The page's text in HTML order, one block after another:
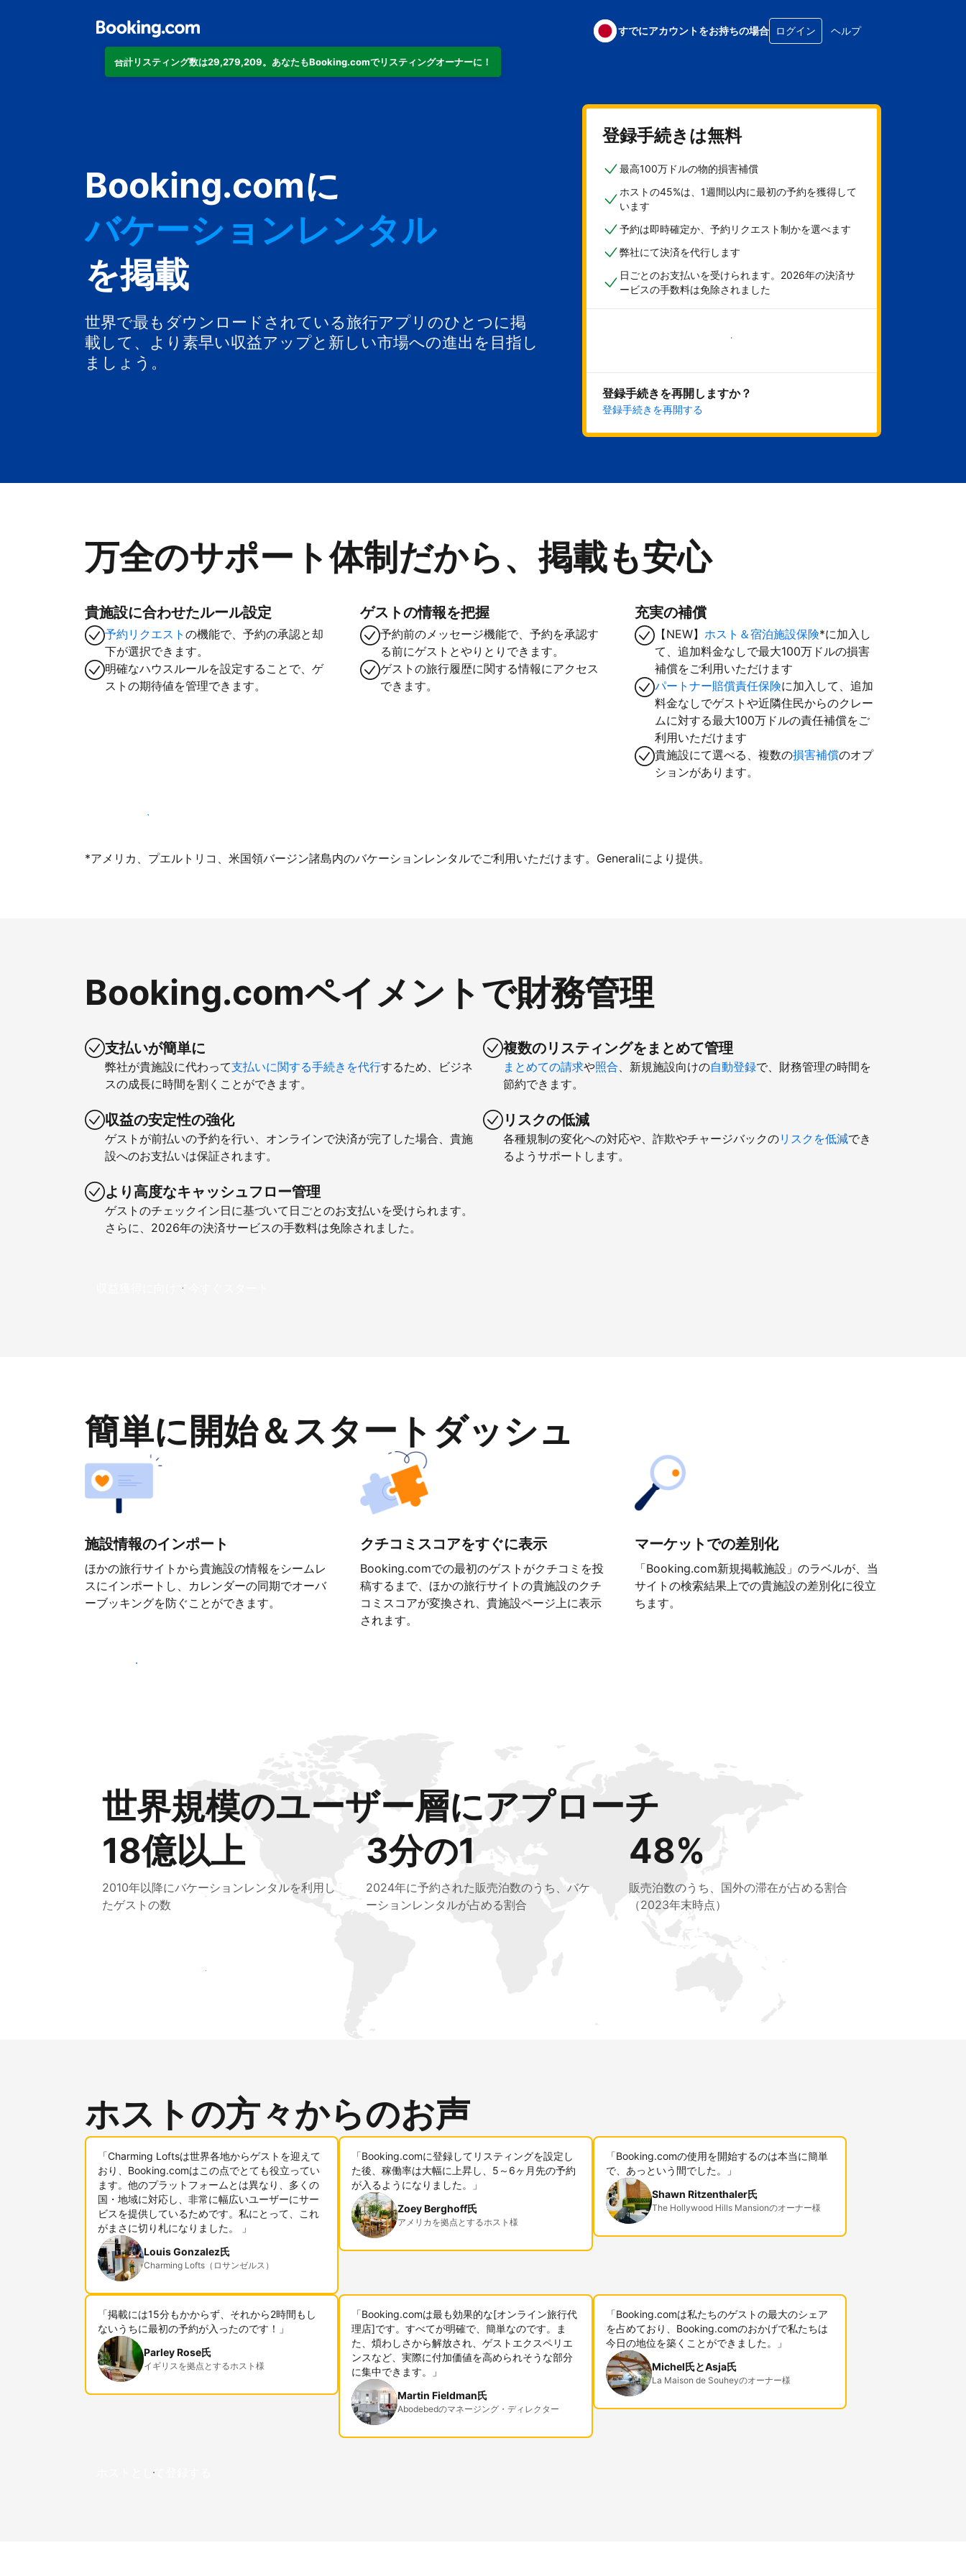
合計リスティング数は29,279,209。あなたもBooking.comでリスティングオーナーに！
すでにアカウントをお持ちの場合 ログイン ヘルプ
Booking.comに
ホテル
バケーションレンタル
ゲストハウス
旅館
を掲載
世界で最もダウンロードされている旅行アプリのひとつに掲
載して、より素早い収益アップと新しい市場への進出を目指し
ましょう。
登録手続きは無料
最高100万ドルの物的損害補償
ホストの45%は、1週間以内に最初の予約を獲得して
います
予約は即時確定か、予約リクエスト制かを選べます
弊社にて決済を代行します
日ごとのお支払いを受けられます。2026年の決済サ
ービスの手数料は免除されました
今すぐ始める
登録手続きを再開しますか？
登録手続きを再開する
万全のサポート体制だから、掲載も安心
貴施設に合わせたルール設定
予約リクエスト の機能で、予約の承認と却
下が選択できます。
明確なハウスルールを設定することで、ゲ
ストの期待値を管理できます。
ゲストの情報を把握
予約前のメッセージ機能で、予約を承認す
る前にゲストとやりとりできます。
ゲストの旅行履歴に関する情報にアクセス
できます。
充実の補償
【NEW】ホスト＆宿泊施設保険*に加入し
て、追加料金なしで最大100万ドルの損害
補償をご利用いただけます
パートナー賠償責任保険に加入して、追加
料金なしでゲストや近隣住民からのクレー
ムに対する最大100万ドルの責任補償をご
利用いただけます
貴施設にて選べる、複数の損害補償のオプ
ションがあります。
今すぐ掲載登録する
*アメリカ、プエルトリコ、米国領バージン諸島内のバケーションレンタルでご利用いただけます。Generaliにより提供。
Booking.comペイメントで財務管理
支払いが簡単に
弊社が貴施設に代わって支払いに関する手続きを代行するため、ビジネ
スの成長に時間を割くことができます。
収益の安定性の強化
ゲストが前払いの予約を行い、オンラインで決済が完了した場合、貴施
設へのお支払いは保証されます。
より高度なキャッシュフロー管理
ゲストのチェックイン日に基づいて日ごとのお支払いを受けられます。
さらに、2026年の決済サービスの手数料は免除されました。
複数のリスティングをまとめて管理
まとめての請求や照合、新規施設向けの自動登録で、財務管理の時間を
節約できます。
リスクの低減
各種規制の変化への対応や、詐欺やチャージバックのリスクを低減でき
るようサポートします。
収益獲得に向けて今すぐスタート
簡単に開始＆スタートダッシュ
施設情報のインポート
ほかの旅行サイトから貴施設の情報をシームレ
スにインポートし、カレンダーの同期でオーバ
ーブッキングを防ぐことができます。
クチコミスコアをすぐに表示
Booking.comでの最初のゲストがクチコミを投
稿するまで、ほかの旅行サイトの貴施設のクチ
コミスコアが変換され、貴施設ページ上に表示
されます。
マーケットでの差別化
「Booking.com新規掲載施設」のラベルが、当
サイトの検索結果上での貴施設の差別化に役立
ちます。
さっそく始める
世界規模のユーザー層にアプローチ
18億以上
2010年以降にバケーションレンタルを利用し
たゲストの数
3分の1
2024年に予約された販売泊数のうち、バケ
ーションレンタルが占める割合
48%
販売泊数のうち、国外の滞在が占める割合
（2023年末時点）
新しいユーザー層に今すぐアプローチする
ホストの方々からのお声
「Charming Loftsは世界各地からゲストを迎えて
おり、Booking.comはこの点でとても役立ってい
ます。他のプラットフォームとは異なり、多くの
国・地域に対応し、非常に幅広いユーザーにサー
ビスを提供しているためです。私にとって、これ
がまさに切り札になりました。 」
Louis Gonzalez氏
Charming Lofts（ロサンゼルス）
「Booking.comに登録してリスティングを設定し
た後、稼働率は大幅に上昇し、5～6ヶ月先の予約
が入るようになりました。」
Zoey Berghoff氏
アメリカを拠点とするホスト様
「Booking.comの使用を開始するのは本当に簡単
で、あっという間でした。」
Shawn Ritzenthaler氏
The Hollywood Hills Mansionのオーナー様
「掲載には15分もかからず、それから2時間もし
ないうちに最初の予約が入ったのです！」
Parley Rose氏
イギリスを拠点とするホスト様
「Booking.comは最も効果的な[オンライン旅行代
理店]です。すべてが明確で、簡単なのです。ま
た、煩わしさから解放され、ゲストエクスペリエ
ンスなど、実際に付加価値を高められそうな部分
に集中できます。」
Martin Fieldman氏
Abodebedのマネージング・ディレクター
「Booking.comは私たちのゲストの最大のシェア
を占めており、Booking.comのおかげで私たちは
今日の地位を築くことができました。」
Michel氏とAsja氏
La Maison de Souheyのオーナー様
ホストとして登録する